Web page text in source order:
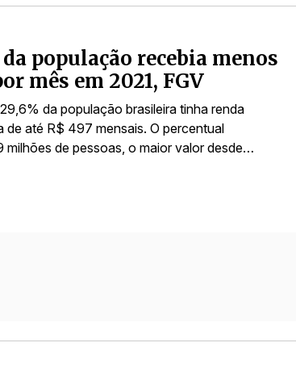
população recebia menos
mês em 2021, FGV
da população brasileira tinha renda
de até R$ 497 mensais. O percentual
milhões de pessoas, o maior valor desde…